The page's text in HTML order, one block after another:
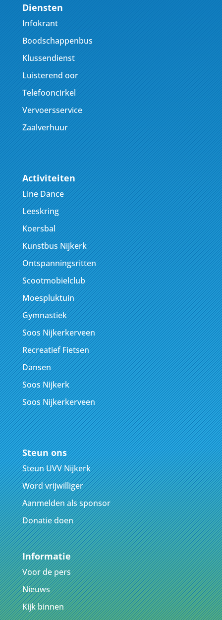
Diensten
Infokrant
Boodschappenbus
Klussendienst
Luisterend oor
Telefooncirkel
Vervoersservice
Zaalverhuur
Activiteiten
Line Dance
Leeskring
Koersbal
Kunstbus Nijkerk
Ontspanningsritten
Scootmobielclub
Moespluktuin
Gymnastiek
Soos Nijkerkerveen
Recreatief Fietsen
Dansen
Soos Nijkerk
Soos Nijkerkerveen
Steun ons
Steun UVV Nijkerk
Word vrijwilliger
Aanmelden als sponsor
Donatie doen
Informatie
Voor de pers
Nieuws
Kijk binnen